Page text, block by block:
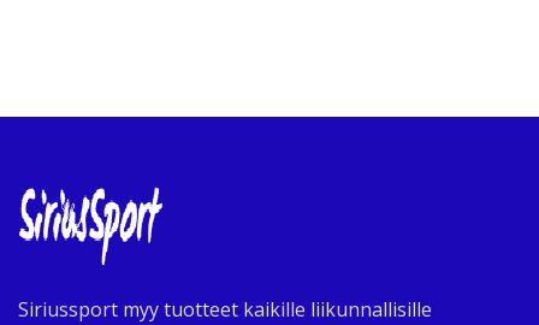
Siriussport myy tuotteet kaikille liikunnallisille